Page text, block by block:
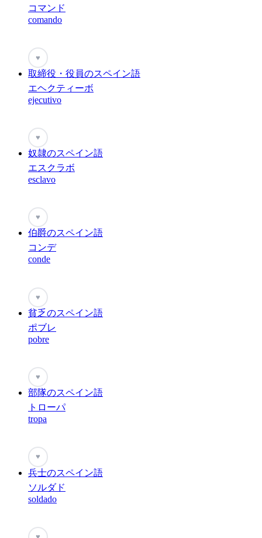
コマンド
comando
♥
取締役・役員のスペイン語
エヘクティーボ
ejecutivo
♥
奴隷のスペイン語
エスクラボ
esclavo
♥
伯爵のスペイン語
コンデ
conde
♥
貧乏のスペイン語
ポブレ
pobre
♥
部隊のスペイン語
トローパ
tropa
♥
兵士のスペイン語
ソルダド
soldado